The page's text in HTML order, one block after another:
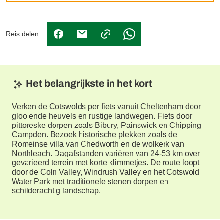
Reis delen
(Link opent in nieuw tabblad)
(Link opent in nieuw tabblad)
(Link opent in nieuw
Het belangrijkste in het kort
Verken de Cotswolds per fiets vanuit Cheltenham door
glooiende heuvels en rustige landwegen. Fiets door
pittoreske dorpen zoals Bibury, Painswick en Chipping
Campden. Bezoek historische plekken zoals de
Romeinse villa van Chedworth en de wolkerk van
Northleach. Dagafstanden variëren van 24-53 km over
gevarieerd terrein met korte klimmetjes. De route loopt
door de Coln Valley, Windrush Valley en het Cotswold
Water Park met traditionele stenen dorpen en
schilderachtig landschap.